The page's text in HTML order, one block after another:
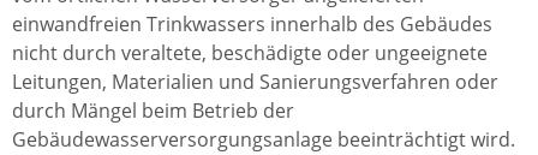
einwandfreien Trinkwassers innerhalb des Gebäudes
nicht durch veraltete, beschädigte oder ungeeignete
Leitungen, Materialien und Sanierungsverfahren oder
durch Mängel beim Betrieb der
Gebäudewasserversorgungsanlage beeinträchtigt wird.